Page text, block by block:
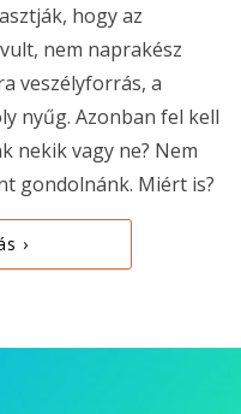
hogy az
nem naprakész
veszélyforrás, a
nyűg. Azonban fel kell
nekik vagy ne? Nem
gondolnánk. Miért is?
›